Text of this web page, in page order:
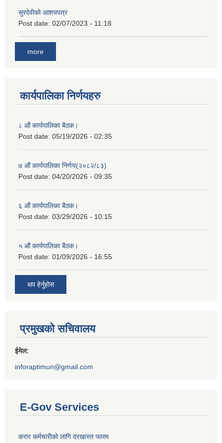
सुरदेवीको आशयपत्र
Post date: 02/07/2023 - 11:18
more
कार्यपालिका निर्णयहरु
८ औं कार्यपालिका बैठक।
Post date: 05/19/2026 - 02:35
७ औं कार्यपालिका निर्णय(२०८२/८३)
Post date: 04/20/2026 - 09:35
६ औं कार्यपालिका बैठक।
Post date: 03/29/2026 - 10:15
५ औं कार्यपालिका बैठक।
Post date: 01/09/2026 - 16:55
थप हेर्नुहोस
प्रमुखको सचिवालय
ईमेल:
inforaptimun@gmail.com
E-Gov Services
करार कर्मचारीको लागि दरखास्त फारम